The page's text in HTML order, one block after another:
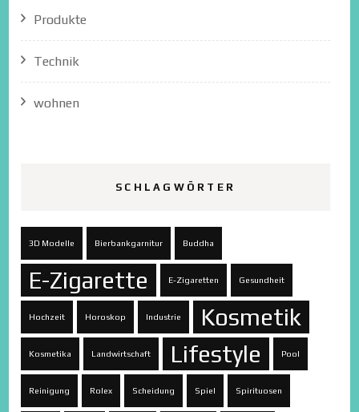
Produkte
Technik
wohnen
SCHLAGWÖRTER
3D Modelle Bierbankgarnitur Buddha
E-Zigarette E-Zigaretten Gesundheit
Hochzeit Horoskop Industrie Kosmetik
Kosmetika Landwirtschaft Lifestyle Pool
Reinigung Rolex Scheidung Spiel Spirituosen